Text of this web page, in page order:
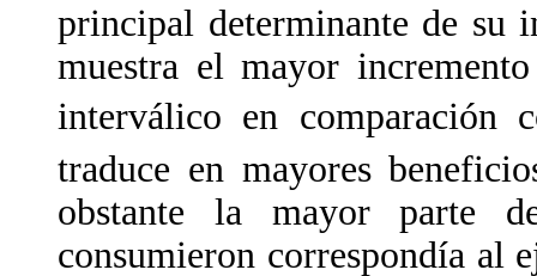
principal determinante de su
muestra el mayor
interválico en comparación
traduce en mayores
obstante la mayor parte
consumieron correspondía al